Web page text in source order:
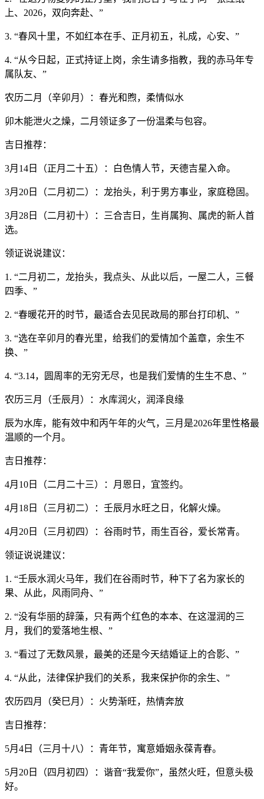
上、2026，双向奔赴、”
3. “春风十里，不如红本在手、正月初五，礼成，心安、”
4. “从今日起，正式持证上岗，余生请多指教，我的赤马年专
属队友、”
农历二月（辛卯月）：春光和煦，柔情似水
卯木能泄火之燥，二月领证多了一份温柔与包容。
吉日推荐：
3月14日（正月二十五）：白色情人节，天德吉星入命。
3月20日（二月初二）：龙抬头，利于男方事业，家庭稳固。
3月28日（二月初十）：三合吉日，生肖属狗、属虎的新人首
选。
领证说说建议：
1. “二月初二，龙抬头，我点头、从此以后，一屋二人，三餐
四季、”
2. “春暖花开的时节，最适合去见民政局的那台打印机、”
3. “选在辛卯月的春光里，给我们的爱情加个盖章，余生不
换、”
4. “3.14，圆周率的无穷无尽，也是我们爱情的生生不息、”
农历三月（壬辰月）：水库润火，润泽良缘
辰为水库，能有效中和丙午年的火气，三月是2026年里性格最
温顺的一个月。
吉日推荐：
4月10日（二月二十三）：月恩日，宜签约。
4月18日（三月初二）：壬辰月水旺之日，化解火燥。
4月20日（三月初四）：谷雨时节，雨生百谷，爱长常青。
领证说说建议：
1. “壬辰水润火马年，我们在谷雨时节，种下了名为家长的
果、从此，风雨同舟、”
2. “没有华丽的辞藻，只有两个红色的本本、在这湿润的三
月，我们的爱落地生根、”
3. “看过了无数风景，最美的还是今天结婚证上的合影、”
4. “从此，法律保护我们的关系，我来保护你的余生、”
农历四月（癸巳月）：火势渐旺，热情奔放
吉日推荐：
5月4日（三月十八）：青年节，寓意婚姻永葆青春。
5月20日（四月初四）：谐音“我爱你”，虽然火旺，但意头极
好。